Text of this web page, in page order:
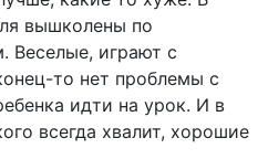
вышколены по
Веселые, играют с
то нет проблемы с
идти на урок. И в
всегда хвалит, хорошие